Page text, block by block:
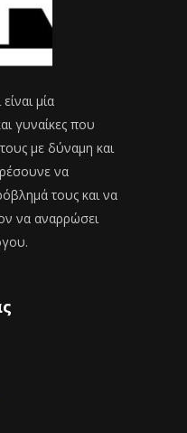
μία
γυναίκες που
με δύναμη και
να
τους και να
να αναρρώσει